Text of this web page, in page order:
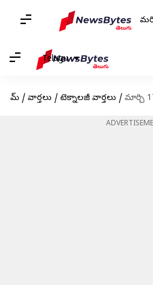
Telugu
హోమ్ / వార్తలు / టెక్నాలజీ వార్తలు / మార్చి 17న